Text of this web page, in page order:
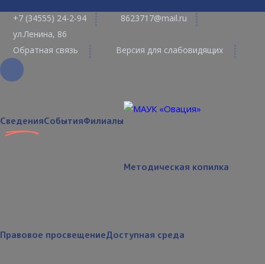
+7 (34555) 24-2-94
8623717@mail.ru
ул.Ленина, 86
Обратная связь
Версия для слабовидящих
СведенияСобытияФилиалы
Методическая копилка
Правовое просвещениеДоступная среда